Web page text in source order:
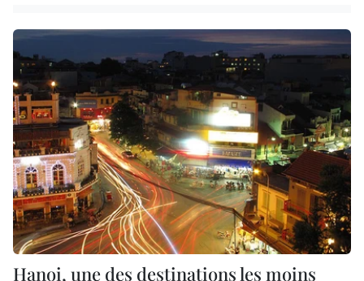
Hanoi, une des destinations les moins